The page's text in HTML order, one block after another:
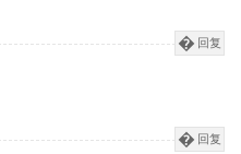
回复
回复